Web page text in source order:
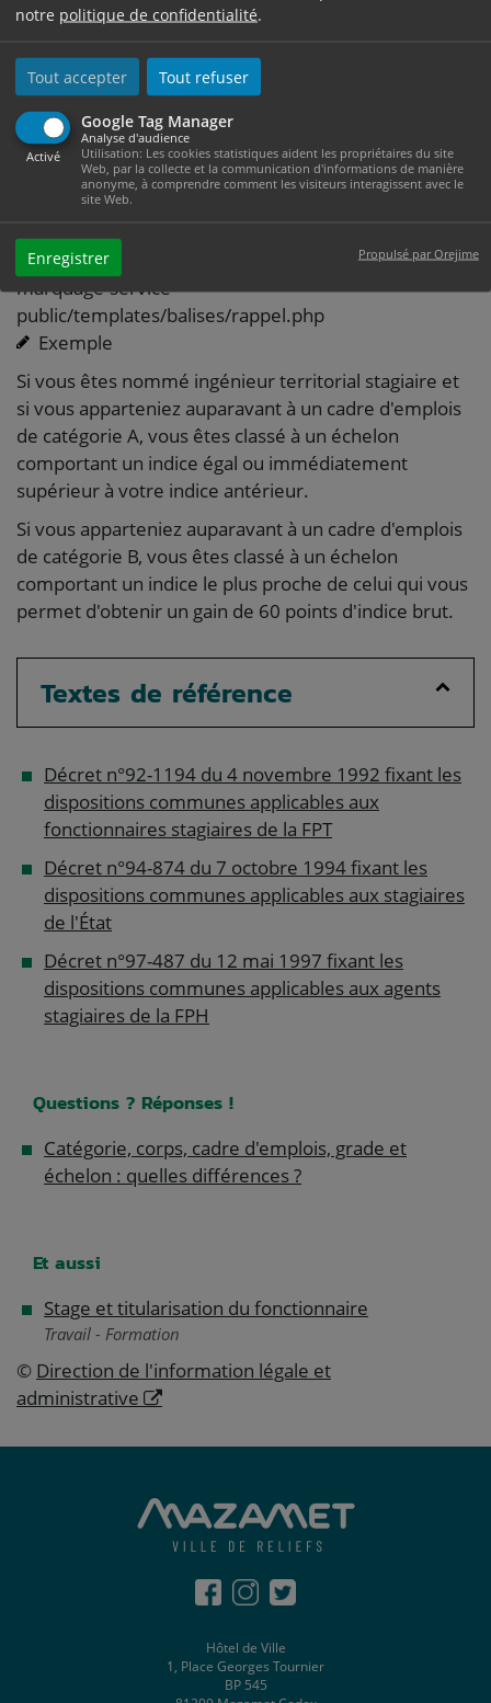
notre politique de confidentialité.
Tout accepter Tout refuser
Google Tag Manager
Activé
Analyse d'audience
Utilisation: Les cookies statistiques aident les propriétaires du site
Web, par la collecte et la communication d'informations de manière
anonyme, à comprendre comment les visiteurs interagissent avec le
site Web.
Enregistrer Propulsé par Orejime
expériences professionnelles à partir de ces pièces
Cet état est mentionné et joint à votre arrêté de
nomination en tant que stagiaire.
Votre DRH détermine ensuite votre échelon de
classement sur la base des durées maximum
d'avancement d'échelon.
not exist : /var/www/vhosts/ville-
mazamet.com/httpdocs/wp-content/plugins/co-
marquage-service-
public/templates/balises/rappel.php
Exemple
Si vous êtes nommé ingénieur territorial stagiaire et
si vous apparteniez auparavant à un cadre d'emplois
de catégorie A, vous êtes classé à un échelon
comportant un indice égal ou immédiatement
supérieur à votre indice antérieur.
Si vous apparteniez auparavant à un cadre d'emplois
de catégorie B, vous êtes classé à un échelon
comportant un indice le plus proche de celui qui vous
permet d'obtenir un gain de 60 points d'indice brut.
Textes de référence
Décret n°92-1194 du 4 novembre 1992 fixant les
dispositions communes applicables aux
fonctionnaires stagiaires de la FPT
Décret n°94-874 du 7 octobre 1994 fixant les
dispositions communes applicables aux stagiaires
de l'État
Décret n°97-487 du 12 mai 1997 fixant les
dispositions communes applicables aux agents
stagiaires de la FPH
Questions ? Réponses !
Catégorie, corps, cadre d'emplois, grade et
échelon : quelles différences ?
Et aussi
Stage et titularisation du fonctionnaire
Travail - Formation
© Direction de l'information légale et
administrative
Hôtel de Ville
1, Place Georges Tournier
BP 545